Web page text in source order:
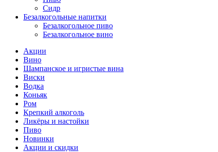
Сидр
Безалкогольные напитки
Безалкогольное пиво
Безалкогольное вино
Акции
Вино
Шампанское и игристые вина
Виски
Водка
Коньяк
Ром
Крепкий алкоголь
Ликёры и настойки
Пиво
Новинки
Акции и скидки